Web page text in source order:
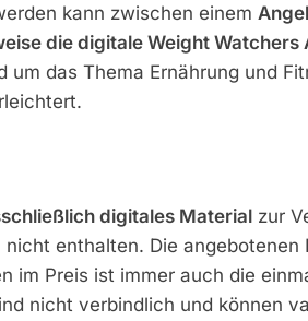
kann zwischen einem
die digitale Weight Watchers
das Thema Ernährung und
digitales Materialzur
enthalten. Die angebotenen
im Preis ist immer auch die
nicht verbindlich und können